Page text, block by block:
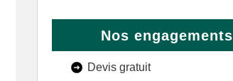
Nos engagements
Devis gratuit